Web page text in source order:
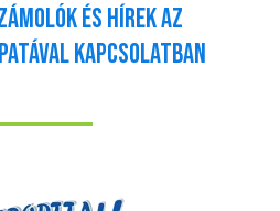
és hírek az
kapcsolatban